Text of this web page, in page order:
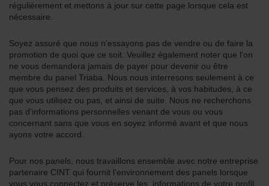
régulièrement et mettons à jour sur cette page lorsque cela est
nécessaire.
Soyez assuré que nous n'essayons pas de vendre ou de faire la
promotion de quoi que ce soit. Veuillez également noter que l'on
ne vous demandera jamais de payer pour devenir ou être
membre du panel Triaba. Nous nous interresons seulement à ce
que vous pensez des produits et services, à vos habitudes, à ce
que vous utilisez ou pas, et ainsi de suite. Nous ne recherchons
pas d'informations personnelles venant de vous ou vous
concernant sans que vous en soyez informé avant et que nous
ayons votre accord.
Pour nos panels, nous travaillons ensemble avec notre entreprise
partenaire CINT qui fournit l'environnement des panels lorsque
vous vous connectez et préserve les informations de votre profil.